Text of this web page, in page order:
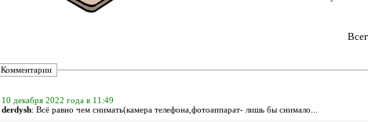
Комментарии
10 декабря 2022 года в 11:49
derdysh: Всё равно чем снимать(камера телефона,фотоаппарат- лишь бы снимало...